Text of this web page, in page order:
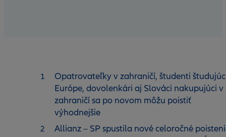
Opatrovateľky v zahraničí, študenti
Európe, dovolenkári aj Slováci nakupujúci v
zahraničí sa po novom môžu poistiť
výhodnejšie
Allianz – SP spustila nové celoročné